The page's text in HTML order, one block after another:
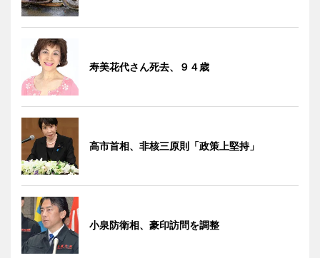
寿美花代さん死去、９４歳
高市首相、非核三原則「政策上堅持」
小泉防衛相、豪印訪問を調整